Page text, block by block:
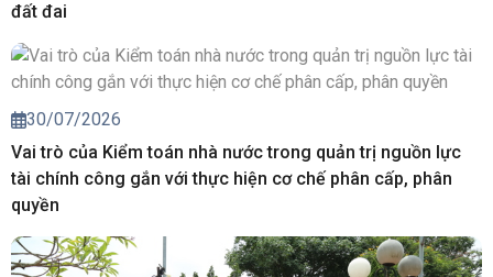
đất đai
30/07/2026
Vai trò của Kiểm toán nhà nước trong quản trị nguồn lực
tài chính công gắn với thực hiện cơ chế phân cấp, phân
quyền